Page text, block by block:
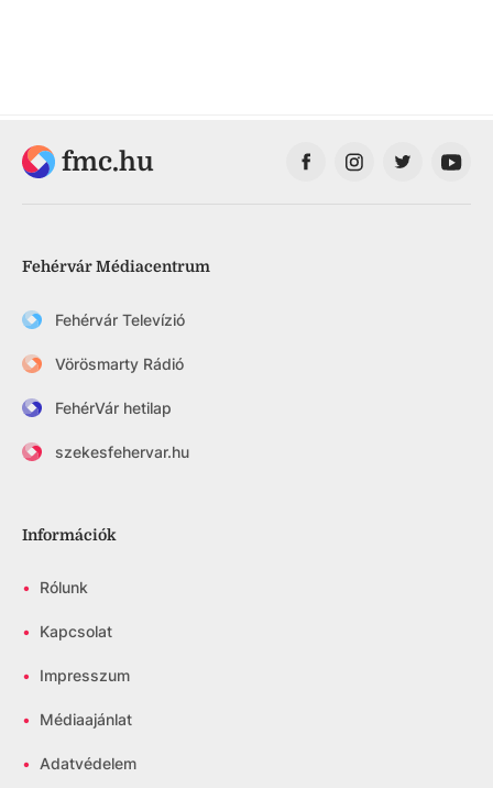
fmc.hu
Fehérvár Médiacentrum
Fehérvár Televízió
Vörösmarty Rádió
FehérVár hetilap
szekesfehervar.hu
Információk
• Rólunk
• Kapcsolat
• Impresszum
• Médiaajánlat
• Adatvédelem